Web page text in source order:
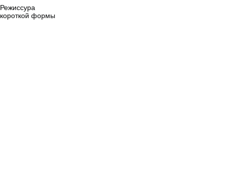
Режиссура
короткой формы